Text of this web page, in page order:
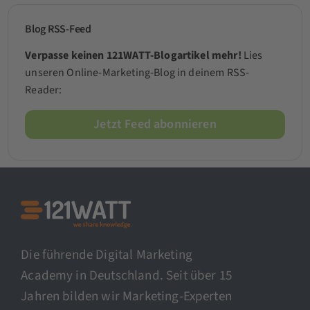
Blog RSS-Feed
Verpasse keinen 121WATT-Blogartikel mehr! Lies
unseren Online-Marketing-Blog in deinem RSS-
Reader:
Jetzt Feed abonnieren
Die führende Digital Marketing
Academy in Deutschland. Seit über 15
Jahren bilden wir Marketing-Experten